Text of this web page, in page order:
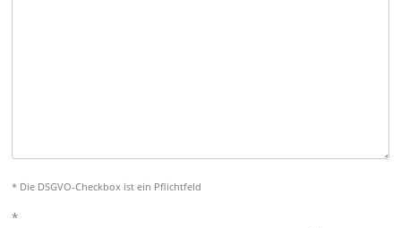
* Die DSGVO-Checkbox ist ein Pflichtfeld
*